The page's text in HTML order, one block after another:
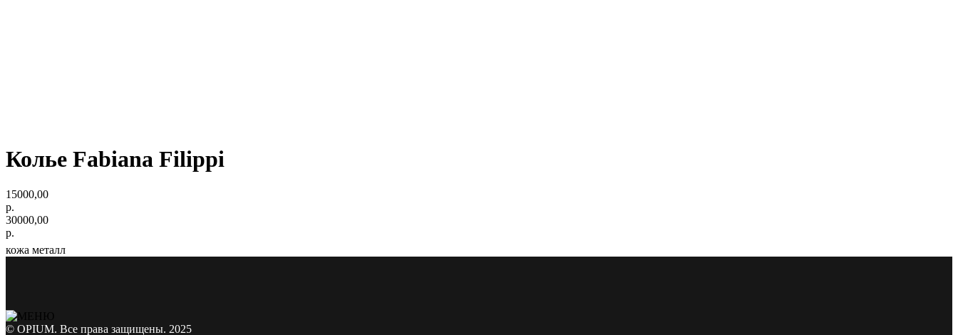
Колье Fabiana Filippi
15000,00
р.
30000,00
р.
кожа металл
© OPIUM. Все права защищены. 2025